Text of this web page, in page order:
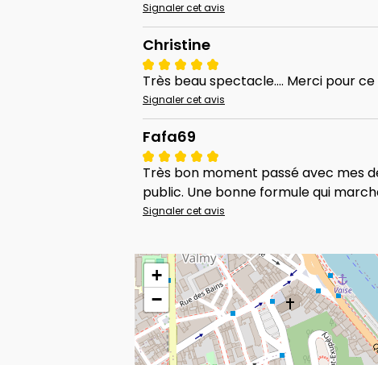
Signaler cet avis
Christine
Très beau spectacle.... Merci pour
Signaler cet avis
Fafa69
Très bon moment passé avec mes
public. Une bonne formule qui
Signaler cet avis
+
−